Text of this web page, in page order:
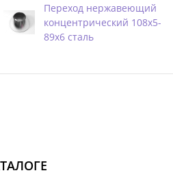
Переход нержавеющий
концентрический 108х5-
89х6 сталь